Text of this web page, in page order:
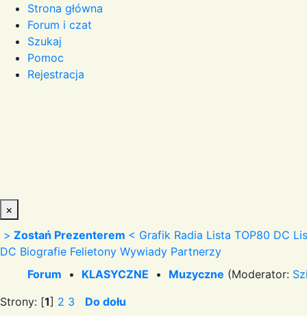
Strona główna
Forum i czat
Szukaj
Pomoc
Rejestracja
×
> Zostań Prezenterem < Grafik Radia Lista TOP80 DC
DC Biografie Felietony Wywiady Partnerzy
Forum • KLASYCZNE • Muzyczne (Moderator:
Strony: [1] 2 3 Do dołu